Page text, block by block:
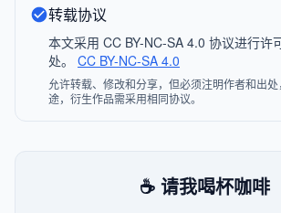
转载协议
本文采用 CC BY-NC-SA 4.0 协议进行许
处。 CC BY-NC-SA 4.0
允许转载、修改和分享，但必须注明作者和出
途，衍生作品需采用相同协议。
☕ 请我喝杯咖啡